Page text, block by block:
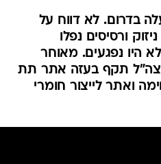
בדרום. לא דווח על
ורסיסים נפלו
היו נפגעים. מאוחר
צה"ל תקף בעזה אתר תת
ואתר לייצור חומרי